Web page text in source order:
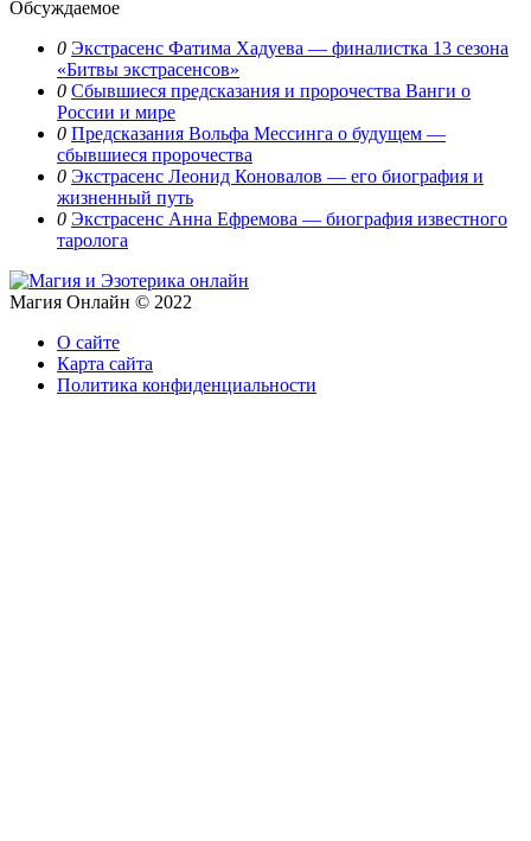
Обсуждаемое
0 Экстрасенс Фатима Хадуева — финалистка 13 сезона
«Битвы экстрасенсов»
0 Сбывшиеся предсказания и пророчества Ванги о
России и мире
0 Предсказания Вольфа Мессинга о будущем —
сбывшиеся пророчества
0 Экстрасенс Леонид Коновалов — его биография и
жизненный путь
0 Экстрасенс Анна Ефремова — биография известного
таролога
Магия Онлайн © 2022
О сайте
Карта сайта
Политика конфиденциальности